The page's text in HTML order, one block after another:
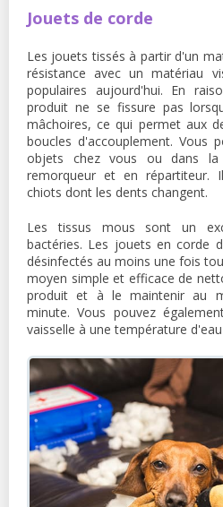
Jouets de corde
Les jouets tissés à partir d'un
résistance avec un matériau
populaires aujourd'hui. En
produit ne se fissure pas
mâchoires, ce qui permet aux
boucles d'accouplement. Vous
objets chez vous ou dans
remorqueur et en répartiteur.
chiots dont les dents changent.
Les tissus mous sont un
bactéries. Les jouets en corde
désinfectés au moins une fois
moyen simple et efficace de
produit et à le maintenir au
minute. Vous pouvez
vaisselle à une température d'eau